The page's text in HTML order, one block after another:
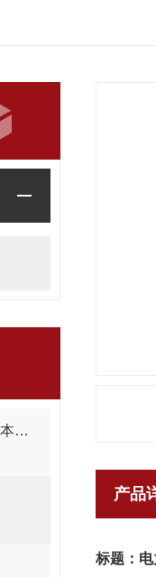
变压器绕组变形测试仪都带笔记本电脑吗？
产品
标题：